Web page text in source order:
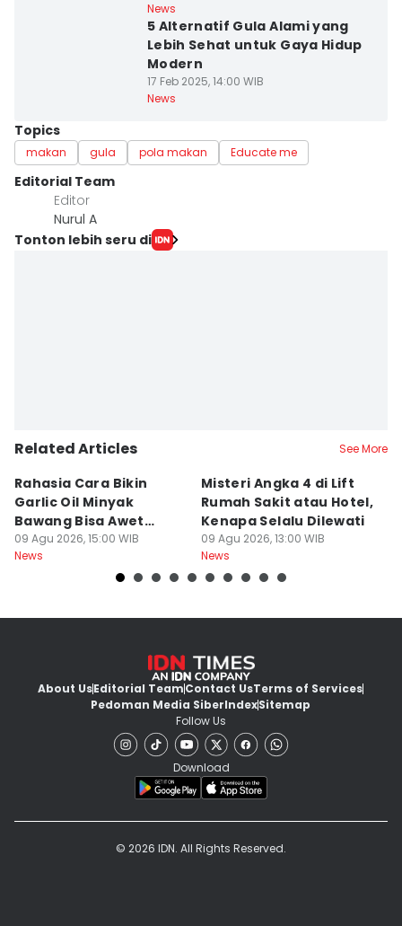
News
5 Alternatif Gula Alami yang
Lebih Sehat untuk Gaya Hidup
Modern
17 Feb 2025, 14:00 WIB
News
Topics
makan gula pola makan Educate me
Editorial Team
Editor
Nurul A
Tonton lebih seru di
Related Articles See More
Rahasia Cara Bikin
Garlic Oil Minyak
Bawang Bisa Awet
Berbulan-bulan: Bumbu
Level Resto!
09 Agu 2026, 15:00 WIB
News
Misteri Angka 4 di Lift
Rumah Sakit atau Hotel,
Kenapa Selalu Dilewati
09 Agu 2026, 13:00 WIB
News
About UsEditorial TeamContact UsTerms of Services
Pedoman Media SiberIndexSitemap
Follow Us
Download
© 2026 IDN. All Rights Reserved.